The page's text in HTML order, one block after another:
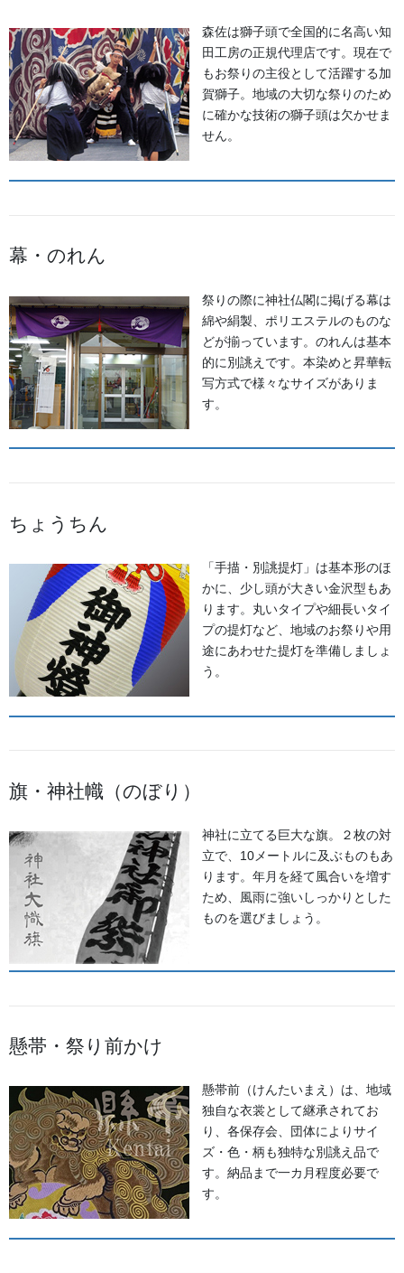
納期：45日～
機械 駒刺繍
太さのある金糸のコードを、職人がミシンを操りながら一針一針
厚感を生み出します。
の強い日差しや、夜の提灯・ライトに照らされた際の放つ輝きが
格段に違います。「せっかく作るなら、どこから見ても最高に粋
で高級感のある前掛けにしたい」という町内会・保存会様に自信
を持っておすすめする本格仕様です。
価格：10枚以上 28,000円～/枚
森佐は獅子頭で全国的に名高い知
田工房の正規代理店です。現在で
もお祭りの主役として活躍する加
賀獅子。地域の大切な祭りのため
に確かな技術の獅子頭は欠かせま
せん。
幕・のれん
祭りの際に神社仏閣に掲げる幕は
綿や絹製、ポリエステルのものな
どが揃っています。のれんは基本
的に別誂えです。本染めと昇華転
写方式で様々なサイズがありま
す。
ちょうちん
「手描・別誂提灯」は基本形のほ
かに、少し頭が大きい金沢型もあ
ります。丸いタイプや細長いタイ
プの提灯など、地域のお祭りや用
途にあわせた提灯を準備しましょ
う。
旗・神社幟（のぼり）
神社に立てる巨大な旗。２枚の対
立で、10メートルに及ぶものもあ
ります。年月を経て風合いを増す
ため、風雨に強いしっかりとした
ものを選びましょう。
懸帯・祭り前かけ
懸帯前（けんたいまえ）は、地域
独自な衣裳として継承されてお
り、各保存会、団体によりサイ
ズ・色・柄も独特な別誂え品で
す。納品まで一カ月程度必要で
す。